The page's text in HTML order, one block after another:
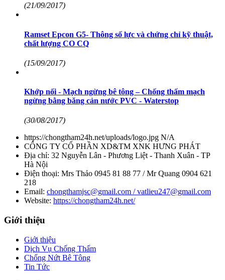
(21/09/2017)
Ramset Epcon G5- Thông số lực và chứng chỉ kỹ thuật,
chất lượng CO CQ
(15/09/2017)
Khớp nối - Mạch ngừng bê tông – Chống thấm mạch
ngừng bằng băng cản nước PVC - Waterstop
(30/08/2017)
https://chongtham24h.net/uploads/logo.jpg N/A
CÔNG TY CỔ PHẦN XD&TM XNK HƯNG PHÁT
Địa chỉ: 32 Nguyễn Lân - Phương Liệt - Thanh Xuân - TP
Hà Nội
Điện thoại: Mrs Thảo 0945 81 88 77 / Mr Quang 0904 621
218
Email: chongthamjsc@gmail.com / vatlieu247@gmail.com
Website: https://chongtham24h.net/
Giới thiệu
Giới thiệu
Dịch Vụ Chống Thấm
Chống Nứt Bê Tông
Tin Tức